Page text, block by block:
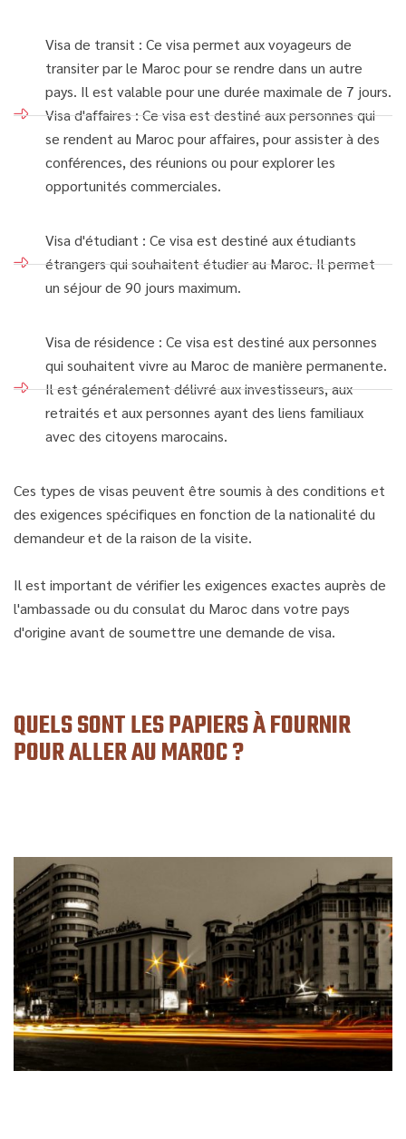
Visa de transit : Ce visa permet aux voyageurs de
transiter par le Maroc pour se rendre dans un autre
pays. Il est valable pour une durée maximale de 7 jours.
Visa d'affaires : Ce visa est destiné aux personnes qui
se rendent au Maroc pour affaires, pour assister à des
conférences, des réunions ou pour explorer les
opportunités commerciales.
Visa d'étudiant : Ce visa est destiné aux étudiants
étrangers qui souhaitent étudier au Maroc. Il permet
un séjour de 90 jours maximum.
Visa de résidence : Ce visa est destiné aux personnes
qui souhaitent vivre au Maroc de manière permanente.
Il est généralement délivré aux investisseurs, aux
retraités et aux personnes ayant des liens familiaux
avec des citoyens marocains.
Ces types de visas peuvent être soumis à des conditions et
des exigences spécifiques en fonction de la nationalité du
demandeur et de la raison de la visite.
Il est important de vérifier les exigences exactes auprès de
l'ambassade ou du consulat du Maroc dans votre pays
d'origine avant de soumettre une demande de visa.
QUELS SONT LES PAPIERS À FOURNIR
POUR ALLER AU MAROC ?